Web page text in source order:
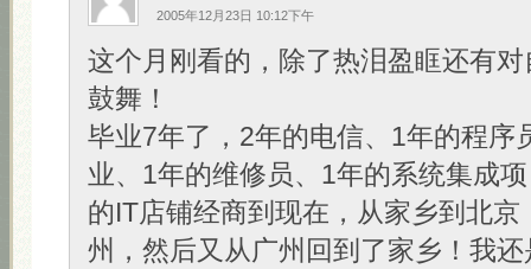
2005年12月23日 10:12下午
这个月刚看的，除了热泪盈眶还有
鼓舞！
毕业7年了，2年的电信、1年的程序
业、1年的维修员、1年的系统集成
的IT店铺经商到现在，从家乡到北京
州，然后又从广州回到了家乡！我